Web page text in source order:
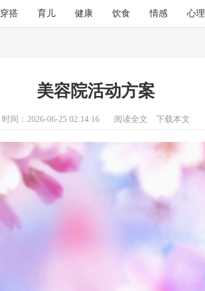
穿搭 育儿 健康 饮食 情感 心理
美容院活动方案
时间：2026-06-25 02:14:16 阅读全文 下载本文